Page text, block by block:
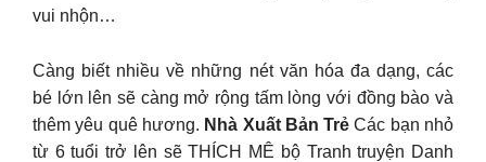
vui nhộn…
Càng biết nhiều về những nét văn hóa đa dạng, các
bé lớn lên sẽ càng mở rộng tấm lòng với đồng bào và
thêm yêu quê hương. Nhà Xuất Bản Trẻ Các bạn nhỏ
từ 6 tuổi trở lên sẽ THÍCH MÊ bộ Tranh truyện Danh